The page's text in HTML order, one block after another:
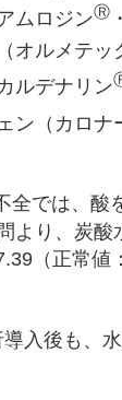
ムロジンⓇ
オルメテッ
ルデナリン
ン（カロナ
全では、酸
より、炭
（正常値
入後も、